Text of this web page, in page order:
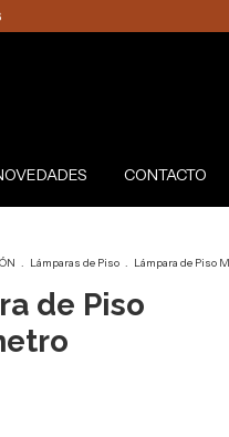
CONTACTO
. Lámparas de Piso . Lámpara de Piso
de Piso